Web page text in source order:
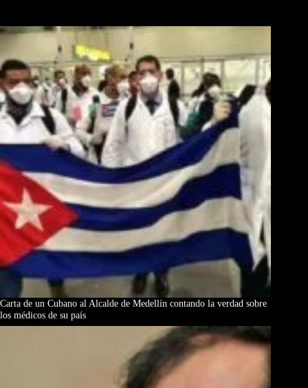
Carta de un Cubano al Alcalde de Medellín contando la verdad sobre
los médicos de su país